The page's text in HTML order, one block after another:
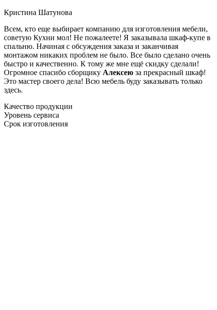
Кристина Шатунова
Всем, кто еще выбирает компанию для изготовления мебели,
советую Кухни мол! Не пожалеете! Я заказывала шкаф-купе в
спальню. Начиная с обсуждения заказа и заканчивая
монтажом никаких проблем не было. Все было сделано очень
быстро и качественно. К тому же мне ещё скидку сделали!
Огромное спасибо сборщику Алексею за прекрасный шкаф!
Это мастер своего дела! Всю мебель буду заказывать только
здесь.
Качество продукции
Уровень сервиса
Срок изготовления